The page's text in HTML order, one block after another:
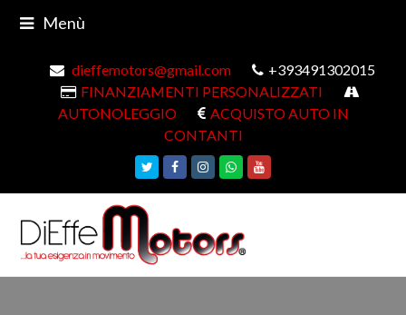
Menù
dieffemotors@gmail.com
+393491302015
FINANZIAMENTI PERSONALIZZATI
AUTONOLEGGIO
ACQUISTO AUTO IN
CONTANTI
TwitterFacebookInstagram
Whatsapp
Youtube